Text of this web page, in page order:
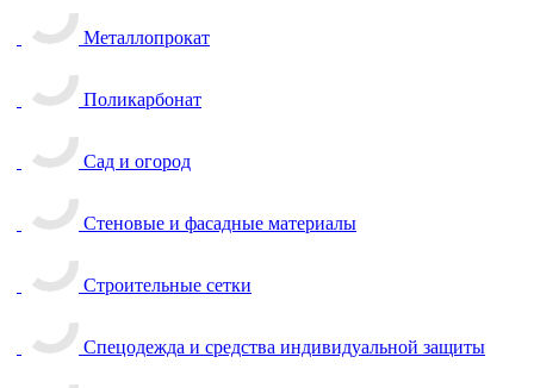
Металлопрокат
Поликарбонат
Сад и огород
Стеновые и фасадные материалы
Строительные сетки
Спецодежда и средства индивидуальной защиты